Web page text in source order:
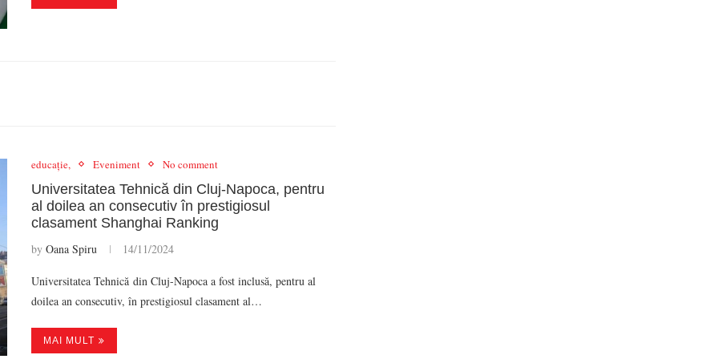
educație, Eveniment No comment
Universitatea Tehnică din Cluj-Napoca, pentru
al doilea an consecutiv în prestigiosul
clasament Shanghai Ranking
by Oana Spiru 14/11/2024
Universitatea Tehnică din Cluj-Napoca a fost inclusă, pentru al
doilea an consecutiv, în prestigiosul clasament al…
MAI MULT